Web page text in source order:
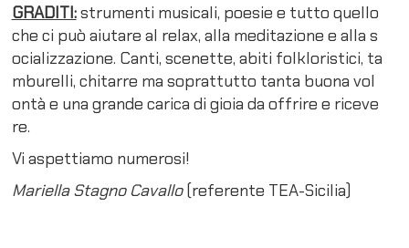
GRADITI:strumenti musicali, poesie e tutto quello
che ci può aiutare al relax, alla meditazione e alla s
ocializzazione. Canti, scenette, abiti folkloristici, ta
mburelli, chitarre ma soprattutto tanta buona vol
ontà e una grande carica di gioia da offrire e riceve
re.
Vi aspettiamo numerosi!
Mariella Stagno Cavallo(referente TEA-Sicilia)